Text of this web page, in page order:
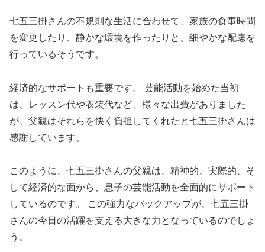
七五三掛さんの不規則な生活に合わせて、家族の食事時間
を変更したり、静かな環境を作ったりと、細やかな配慮を
行っているそうです。
経済的なサポートも重要です。 芸能活動を始めた当初
は、レッスン代や衣装代など、様々な出費がありました
が、父親はそれらを快く負担してくれたと七五三掛さんは
感謝しています。
このように、七五三掛さんの父親は、精神的、実際的、そ
して経済的な面から、息子の芸能活動を全面的にサポート
しているのです。 この強力なバックアップが、七五三掛
さんの今日の活躍を支える大きな力となっているのでしょ
う。